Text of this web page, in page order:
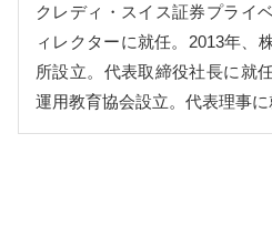
クレディ・スイス証券プライ
ィレクターに就任。2013年、
所設立。代表取締役社長に就
運用教育協会設立。代表理事に